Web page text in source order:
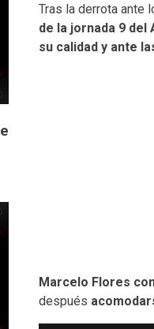
Tras la derrota ante
de la jornada 9 del
su calidad y ante
Marcelo Flores
después